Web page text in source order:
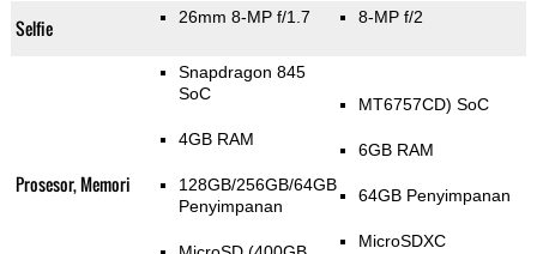
Selfie 26mm 8-MP f/1.7 8-MP f/2
Prosesor, Memori
Snapdragon 845
SoC
4GB RAM
128GB/256GB/64GB
Penyimpanan
MT6757CD) SoC
6GB RAM
64GB Penyimpanan
MicroSDXC